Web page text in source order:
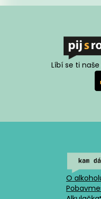
Líbí se ti
O